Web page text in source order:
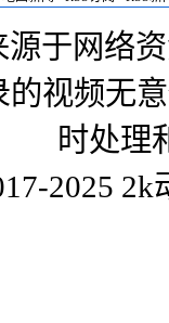
源于网络
视频无
时处理
2025 2k